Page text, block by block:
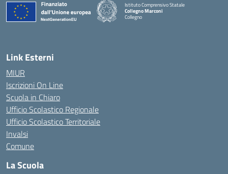
Istituto Comprensivo Statale
Collegno Marconi
Collegno
Link Esterni
MIUR
Iscrizioni On Line
Scuola in Chiaro
Ufficio Scolastico Regionale
Ufficio Scolastico Territoriale
Invalsi
Comune
La Scuola